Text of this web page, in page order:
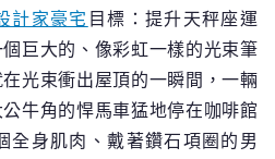
計家豪宅 目標：提升天秤座運
巨大的、像彩虹一樣的光束筆
光束衝出屋頂的一瞬間，一輛
牛角的悍馬車猛地停在咖啡館
全身肌肉、戴著鑽石項圈的男